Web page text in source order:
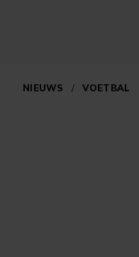
NIEUWS / VOETBAL